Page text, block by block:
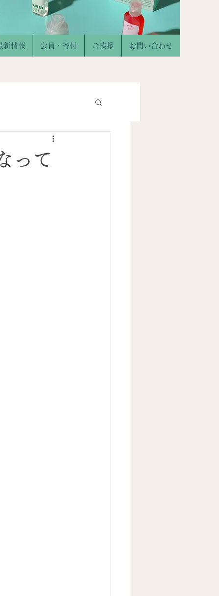
新情報 会員・寄付 ご挨拶 お問い合わせ
って